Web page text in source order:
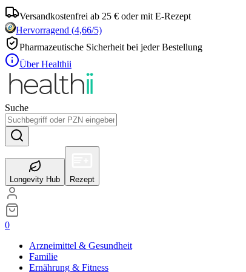
Versandkostenfrei ab 25 € oder mit E-Rezept
Hervorragend (4,66/5)
Pharmazeutische Sicherheit bei jeder Bestellung
Über Healthii
Suche
Longevity Hub Rezept
0
Arzneimittel & Gesundheit
Familie
Ernährung & Fitness